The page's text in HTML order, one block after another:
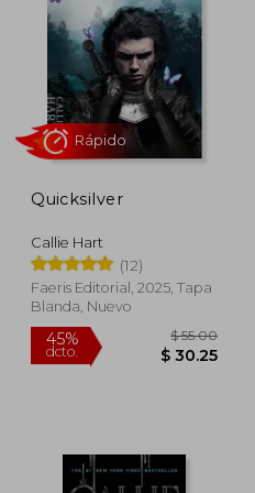
dcto.
Quicksilver
Callie Hart
(12)
Faeris Editorial, 2025, Tapa
Blanda, Nuevo